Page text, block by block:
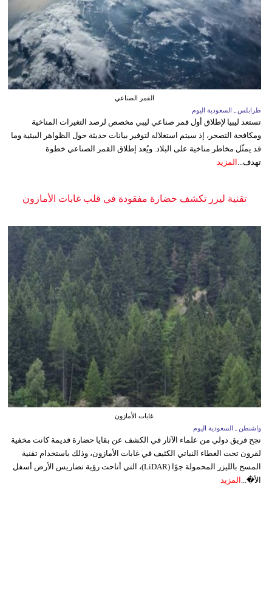
القمر الصناعي
طرابلس ـ السعودية اليوم
تستعد ليبيا لإطلاق أول قمر صناعي ليبي مخصص لرصد التغيرات المناخية
ومكافحة التصحر، إذ سيتم استغلاله لتوفير بيانات حديثة حول الظواهر البيئية وما
قد يمثّل مخاطر مناخية على البلاد. ويُعد إطلاق القمر الصناعي خطوة
تهدف... المزيد
تقنية ليزر تكشف حضارة مفقودة في قلب غابات الأمازون
غابات الأمازون
واشنطن ـ السعودية اليوم
نجح فريق دولي من علماء الآثار في الكشف عن بقايا حضارة قديمة كانت مخفية
لقرون تحت الغطاء النباتي الكثيف في غابات الأمازون، وذلك باستخدام تقنية
المسح بالليزر المحمولة جوًا (LiDAR)، التي أتاحت رؤية تضاريس الأرض أسفل
الأ�... المزيد